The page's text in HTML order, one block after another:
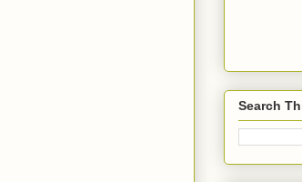
Search